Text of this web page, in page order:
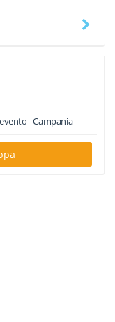
-Campania